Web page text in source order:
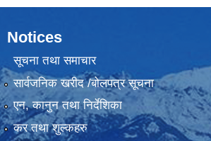
Notices
सूचना तथा समाचार
सार्वजनिक खरीद /बोलपत्र सूचना
एन, कानुन तथा निर्देशिका
कर तथा शुल्कहरु